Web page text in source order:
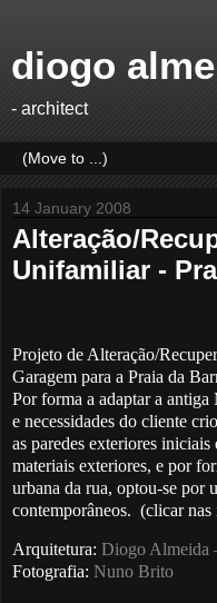
diogo
- architect
14 January 2008
Alteração/
Unifamiliar -
Projeto de Alteração/
Garagem para a Praia da
Por forma a adaptar a
e necessidades do cliente
as paredes exteriores iniciais
materiais exteriores, e por
urbana da rua, optou-se por
contemporâneos. (clicar nas
Arquitetura: Diogo Almeida
Fotografia: Nuno Brito